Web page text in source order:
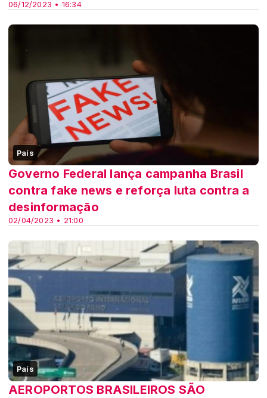
06/12/2023 • 16:34
País
02/04/2023 • 21:00
Governo Federal lança campanha Brasil
contra fake news e reforça luta contra a
desinformação
País
AEROPORTOS BRASILEIROS SÃO